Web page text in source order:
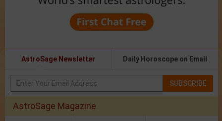
AstroSage Newsletter Daily Horoscope on Email
SUBSCRIBE
AstroSage Magazine